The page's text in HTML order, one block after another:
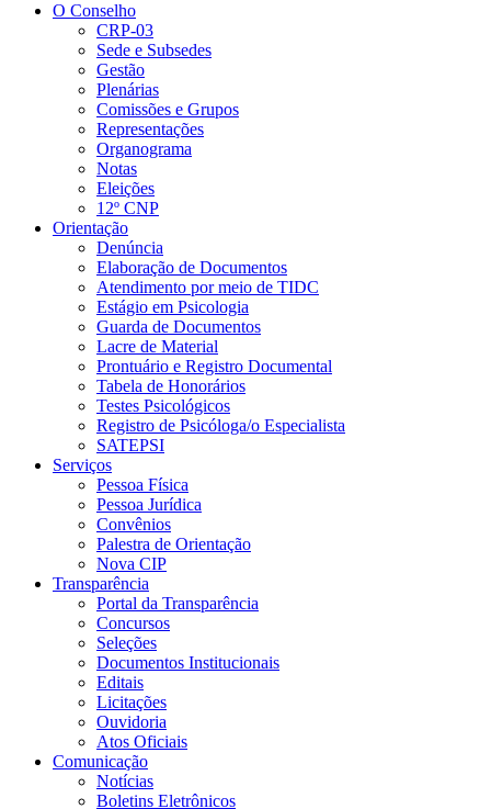
O Conselho
CRP-03
Sede e Subsedes
Gestão
Plenárias
Comissões e Grupos
Representações
Organograma
Notas
Eleições
12º CNP
Orientação
Denúncia
Elaboração de Documentos
Atendimento por meio de TIDC
Estágio em Psicologia
Guarda de Documentos
Lacre de Material
Prontuário e Registro Documental
Tabela de Honorários
Testes Psicológicos
Registro de Psicóloga/o Especialista
SATEPSI
Serviços
Pessoa Física
Pessoa Jurídica
Convênios
Palestra de Orientação
Nova CIP
Transparência
Portal da Transparência
Concursos
Seleções
Documentos Institucionais
Editais
Licitações
Ouvidoria
Atos Oficiais
Comunicação
Notícias
Boletins Eletrônicos